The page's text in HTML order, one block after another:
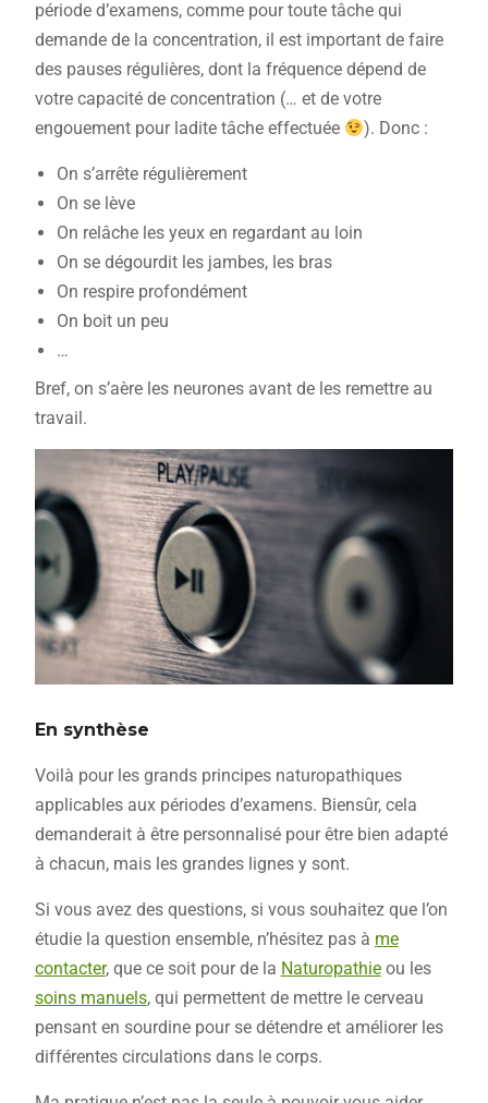
période d’examens, comme pour toute tâche qui
demande de la concentration, il est important de faire
des pauses régulières, dont la fréquence dépend de
votre capacité de concentration (… et de votre
engouement pour ladite tâche effectuée
). Donc :
On s’arrête régulièrement
On se lève
On relâche les yeux en regardant au loin
On se dégourdit les jambes, les bras
On respire profondément
On boit un peu
…
Bref, on s’aère les neurones avant de les remettre au
travail.
En synthèse
Voilà pour les grands principes naturopathiques
applicables aux périodes d’examens. Biensûr, cela
demanderait à être personnalisé pour être bien adapté
à chacun, mais les grandes lignes y sont.
Si vous avez des questions, si vous souhaitez que l’on
étudie la question ensemble, n’hésitez pas à me
contacter, que ce soit pour de la Naturopathieou les
soins manuels, qui permettent de mettre le cerveau
pensant en sourdine pour se détendre et améliorer les
différentes circulations dans le corps.